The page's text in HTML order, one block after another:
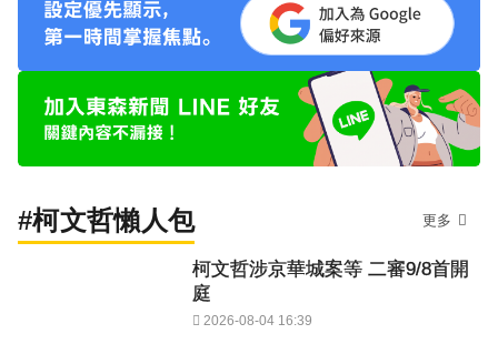
#柯文哲懶人包 更多
柯文哲涉京華城案等 二審9/8首開
庭
2026-08-04 16:39